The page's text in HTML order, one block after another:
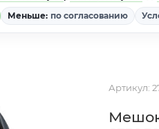
Меньше: по согласованию
Артикул: